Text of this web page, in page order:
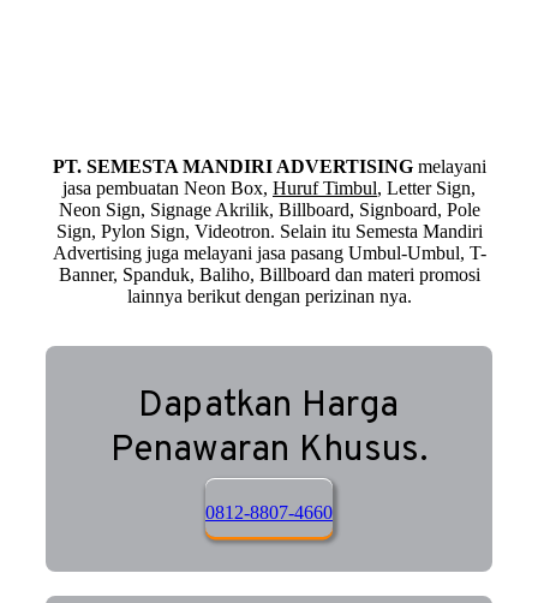
PT. SEMESTA MANDIRI ADVERTISINGmelayani
jasa pembuatan Neon Box, Huruf Timbul, Letter Sign,
Neon Sign, Signage Akrilik, Billboard, Signboard, Pole
Sign, Pylon Sign, Videotron. Selain itu Semesta Mandiri
Advertising juga melayani jasa pasang Umbul-Umbul, T-
Banner, Spanduk, Baliho, Billboard dan materi promosi
lainnya berikut dengan perizinan nya.
Dapatkan Harga
Penawaran Khusus.
0812-8807-4660